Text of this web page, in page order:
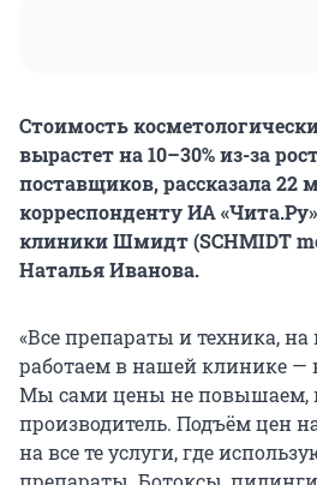
Стоимость
вырастет на 10–30% из-за
поставщиков, рассказала 22
корреспонденту ИА
клиники Шмидт (SCHMIDT
Наталья Иванова.
«Все препараты и техника,
работаем в нашей клинике —
Мы сами цены не повышаем,
производитель. Подъём цен
на все те услуги, где